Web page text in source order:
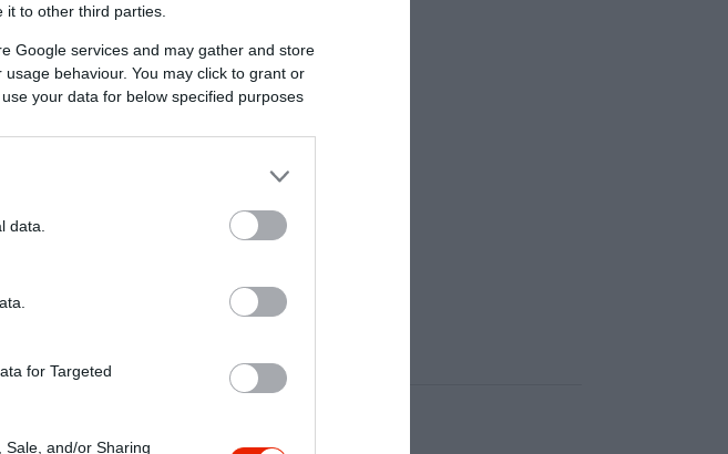
to other third parties.
Google services and may gather and store
behaviour. You may click to grant or
your data for below specified purposes
data.
for Targeted
Sale, and/or Sharing